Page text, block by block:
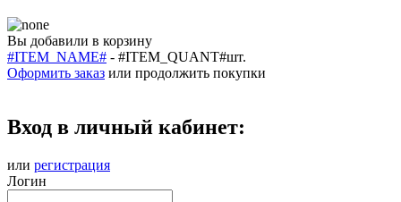
Вы добавили в корзину
#ITEM_NAME# - #ITEM_QUANT#шт.
Оформить заказ или продолжить покупки
Вход в личный кабинет:
или регистрация
Логин